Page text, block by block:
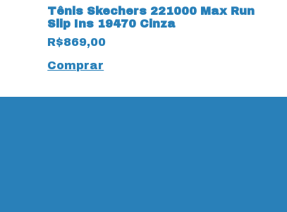
Tênis Skechers 221000 Max Run
Slip Ins 19470 Cinza
R$869,00
Comprar